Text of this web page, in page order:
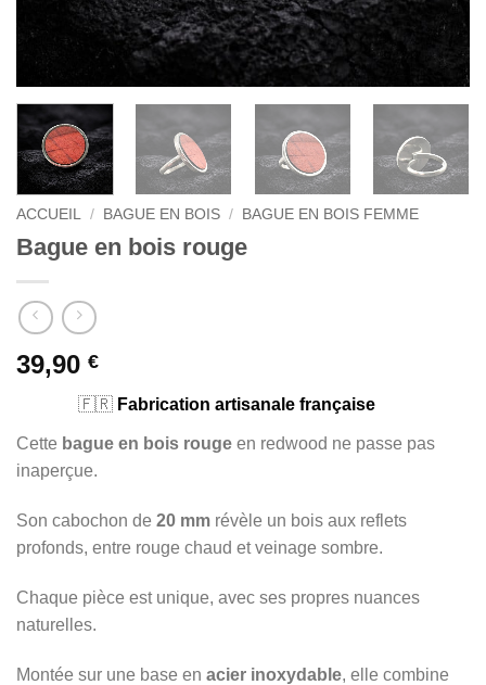
ACCUEIL / BAGUE EN BOIS / BAGUE EN BOIS FEMME
Bague en bois rouge
39,90 €
🇫🇷 Fabrication artisanale française
Cette bague en bois rouge en redwood ne passe pas
inaperçue.
Son cabochon de 20 mm révèle un bois aux reflets
profonds, entre rouge chaud et veinage sombre.
Chaque pièce est unique, avec ses propres nuances
naturelles.
Montée sur une base en acier inoxydable, elle combine